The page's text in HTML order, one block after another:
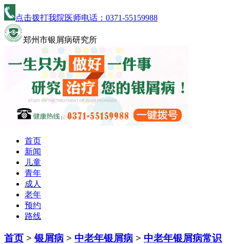
点击拨打我院医师电话： 0371-55159988
郑州市银屑病研究所
首页
新闻
儿童
青年
成人
老年
预约
路线
首页 >银屑病 > 中老年银屑病 > 中老年银屑病常识